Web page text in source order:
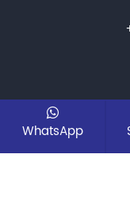
CopyRight ©
co.,ltd. Semua
WhatsApp